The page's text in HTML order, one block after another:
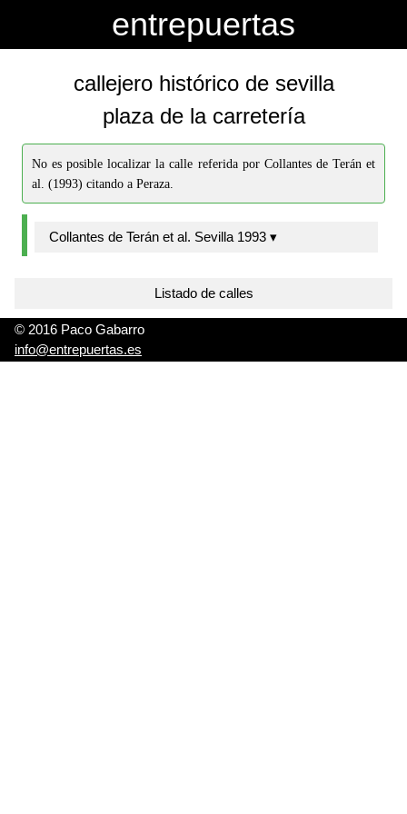
entrepuertas
callejero histórico de sevilla
plaza de la carretería
No es posible localizar la calle referida por Collantes de Terán et
al. (1993) citando a Peraza.
Collantes de Terán et al. Sevilla 1993 ▾
Listado de calles
© 2016 Paco Gabarro
info@entrepuertas.es